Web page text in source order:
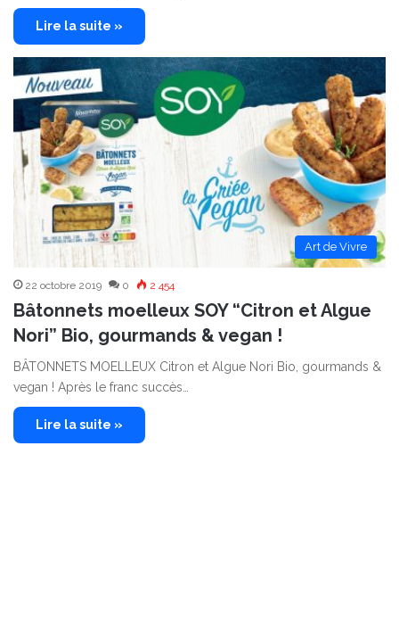
Lire la suite »
Art de Vivre
22 octobre 2019 0 2 454
Bâtonnets moelleux SOY “Citron et Algue
Nori” Bio, gourmands & vegan !
BÂTONNETS MOELLEUX Citron et Algue Nori Bio, gourmands &
vegan ! Après le franc succès…
Lire la suite »